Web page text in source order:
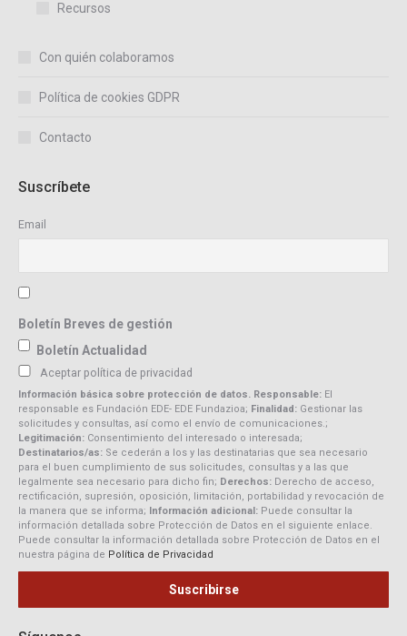
Recursos
Con quién colaboramos
Política de cookies GDPR
Contacto
Suscríbete
Email
Boletín Breves de gestión
Boletín Actualidad
Aceptar política de privacidad
Información básica sobre protección de datos. Responsable: El
responsable es Fundación EDE- EDE Fundazioa; Finalidad: Gestionar las
solicitudes y consultas, así como el envío de comunicaciones.;
Legitimación: Consentimiento del interesado o interesada;
Destinatarios/as: Se cederán a los y las destinatarias que sea necesario
para el buen cumplimiento de sus solicitudes, consultas y a las que
legalmente sea necesario para dicho fin; Derechos: Derecho de acceso,
rectificación, supresión, oposición, limitación, portabilidad y revocación de
la manera que se informa;
Información adicional: Puede consultar la
información detallada sobre Protección de Datos en el siguiente enlace.
Puede consultar la información detallada sobre Protección de Datos en el
nuestra página de Política de Privacidad